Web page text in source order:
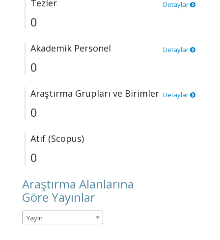
Tezler Detaylar
0
Akademik Personel Detaylar
0
Araştırma Grupları ve Birimler Detaylar
0
Atıf (Scopus)
0
Araştırma Alanlarına
Göre Yayınlar
Yayın